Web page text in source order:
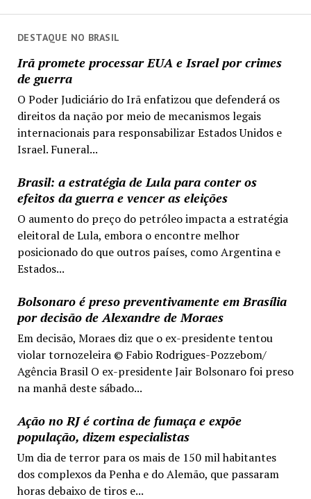
DESTAQUE NO BRASIL
Irã promete processar EUA e Israel por crimes
de guerra
O Poder Judiciário do Irã enfatizou que defenderá os
direitos da nação por meio de mecanismos legais
internacionais para responsabilizar Estados Unidos e
Israel. Funeral...
Brasil: a estratégia de Lula para conter os
efeitos da guerra e vencer as eleições
O aumento do preço do petróleo impacta a estratégia
eleitoral de Lula, embora o encontre melhor
posicionado do que outros países, como Argentina e
Estados...
Bolsonaro é preso preventivamente em Brasília
por decisão de Alexandre de Moraes
Em decisão, Moraes diz que o ex-presidente tentou
violar tornozeleira © Fabio Rodrigues-Pozzebom/
Agência Brasil O ex-presidente Jair Bolsonaro foi preso
na manhã deste sábado...
Ação no RJ é cortina de fumaça e expõe
população, dizem especialistas
Um dia de terror para os mais de 150 mil habitantes
dos complexos da Penha e do Alemão, que passaram
horas debaixo de tiros e...